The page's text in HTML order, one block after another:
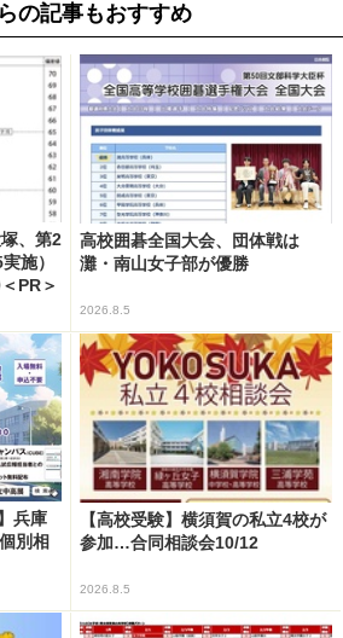
の記事もおすすめ
、第2
施）
PR＞
高校囲碁全国大会、団体戦は
灘・南山女子部が優勝
2026.8.5
兵庫
別相
【高校受験】横須賀の私立4校が
参加…合同相談会10/12
2026.8.5